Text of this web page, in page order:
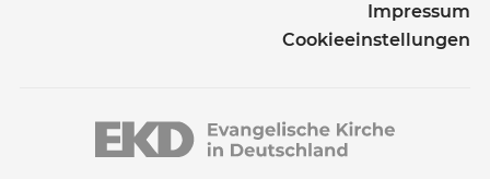
Impressum
Cookieeinstellungen